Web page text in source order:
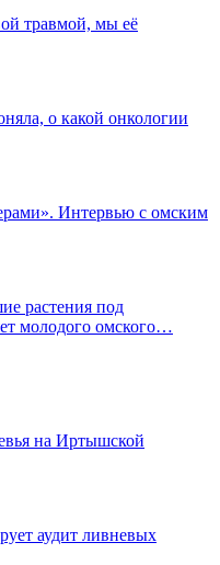
травмой, мы её
о какой онкологии
Интервью с омским
растения под
молодого омского…
на Иртышской
аудит ливневых